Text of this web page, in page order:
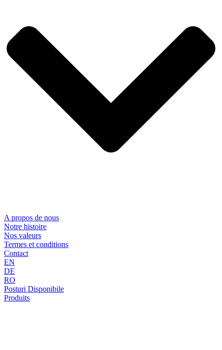
A propos de nous
Notre histoire
Nos valeurs
Termes et conditions
Contact
EN
DE
RO
Posturi Disponibile
Produits